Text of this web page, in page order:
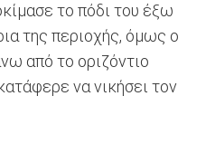
το πόδι του έξω
της περιοχής, όμως ο
από το οριζόντιο
να νικήσει τον